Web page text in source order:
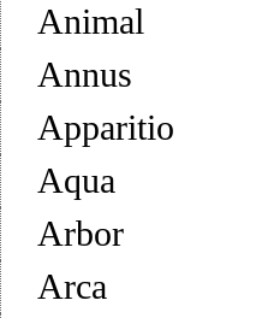
Animal
Annus
Apparitio
Aqua
Arbor
Arca